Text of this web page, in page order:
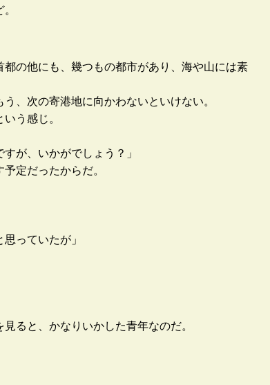
の他にも、幾つもの都市があり、海や山には素
、次の寄港地に向かわないといけない。
う感じ。
が、いかがでしょう？」
定だったからだ。
っていたが」
ると、かなりいかした青年なのだ。